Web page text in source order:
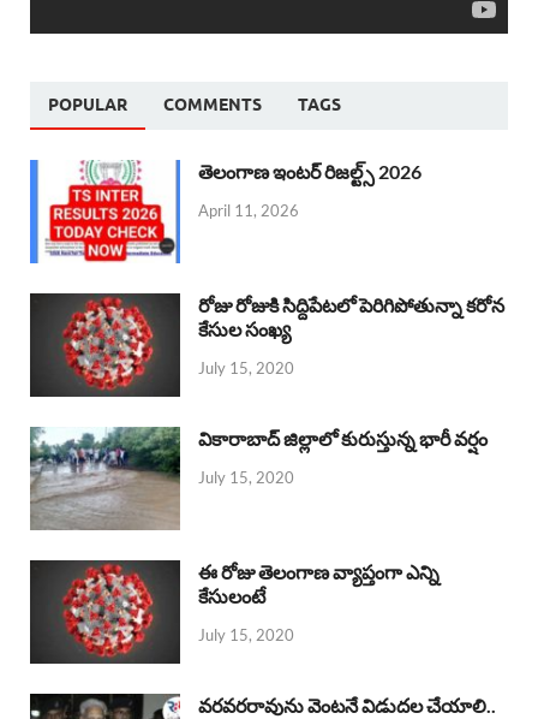
POPULAR COMMENTS TAGS
తెలంగాణ ఇంటర్ రిజల్ట్స్ 2026
April 11, 2026
రోజు రోజుకి సిద్దిపేటలో పెరిగిపోతున్నా కరోన
కేసుల సంఖ్య
July 15, 2020
వికారాబాద్ జిల్లాలో కురుస్తున్న భారీ వర్షం
July 15, 2020
ఈ రోజు తెలంగాణ వ్యాప్తంగా ఎన్ని
కేసులంటే
July 15, 2020
వరవరరావును వెంటనే విడుదల చేయాలి..